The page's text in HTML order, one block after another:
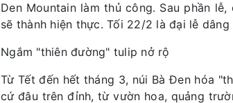
Den Mountain làm thủ công. Sau phần
sẽ thành hiện thực. Tối 22/2 là đại lễ
Ngắm "thiên đường" tulip nở rộ
Từ Tết đến hết tháng 3, núi Bà Đen hóa
cứ đâu trên đỉnh, từ vườn hoa, quảng